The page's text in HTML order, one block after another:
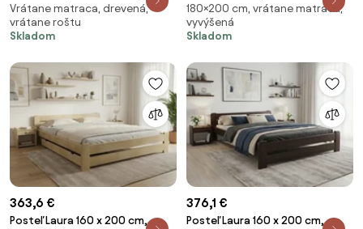
orech Rošt: S latkovým roštom,
Matrac: Matrac SOMMERA 18
cm
Vrátane matraca, drevená,
vrátane roštu
Skladom
cm, borovica Rošt: S latkovým
roštom, Matrac: Matrac
SOMMERA 18 cm
180×200 cm, vrátane matraca,
vyvýšená
Skladom
363,6 €
Posteľ Laura 160 x 200 cm,
376,1 €
Posteľ Laura 160 x 200 cm,